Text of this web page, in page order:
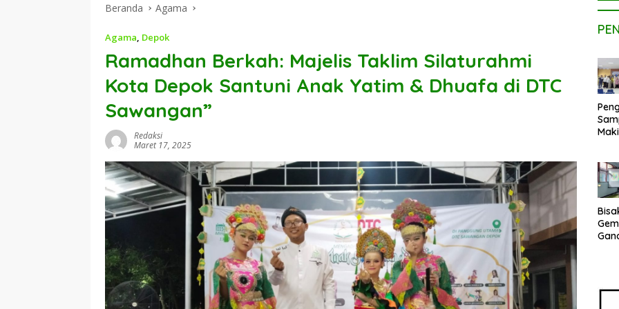
Beranda Agama
Agama, Depok
Ramadhan Berkah: Majelis Taklim Silaturahmi
Kota Depok Santuni Anak Yatim & Dhuafa di DTC
Sawangan”
Redaksi
Maret 17, 2025